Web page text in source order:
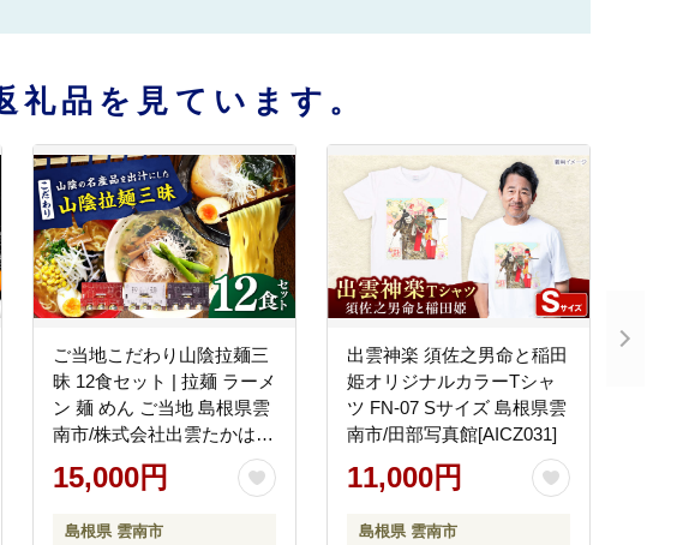
品を見ています。
ご当地こだわり山陰拉麺三
昧 12食セット | 拉麺 ラーメ
ン 麺 めん ご当地 島根県雲
南市/株式会社出雲たかはし
15,000円
島根県 雲南市
出雲神楽 須佐之男命と稲田
姫オリジナルカラーTシャ
ツ FN-07 Sサイズ 島根県雲
南市/田部写真館[AICZ031]
11,000円
島根県 雲南市